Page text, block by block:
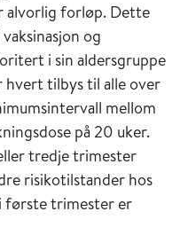
alvorlig forløp. Dette
og
i sin aldersgruppe
tilbys til alle over
mellom
på 20 uker.
tredje trimester
risikotilstander hos
første trimester er